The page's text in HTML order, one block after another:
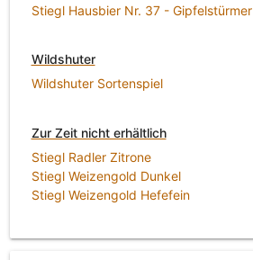
Stiegl Hausbier Nr. 37 - Gipfelstürmer
Wildshuter
Wildshuter Sortenspiel
Zur Zeit nicht erhältlich
Stiegl Radler Zitrone
Stiegl Weizengold Dunkel
Stiegl Weizengold Hefefein